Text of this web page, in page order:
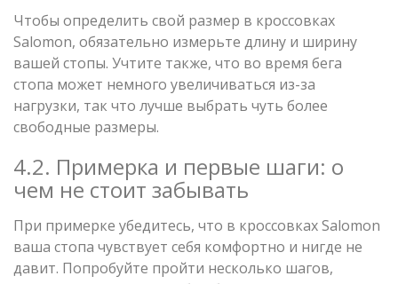
Чтобы определить свой размер в кроссовках
Salomon, обязательно измерьте длину и ширину
вашей стопы. Учтите также, что во время бега
стопа может немного увеличиваться из-за
нагрузки, так что лучше выбрать чуть более
свободные размеры.
4.2. Примерка и первые шаги: о
чем не стоит забывать
При примерке убедитесь, что в кроссовках Salomon
ваша стопа чувствует себя комфортно и нигде не
давит. Попробуйте пройти несколько шагов,